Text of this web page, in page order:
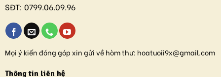
SĐT: 0799.06.09.96
Mọi ý kiến đóng góp xin gửi về hòm thư: hoatuoii9x@gmail.com
Thông tin liên hệ